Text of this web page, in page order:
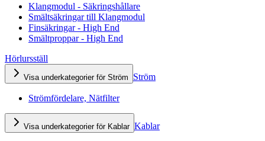
Klangmodul - Säkringshållare
Smältsäkringar till Klangmodul
Finsäkringar - High End
Smältproppar - High End
Hörlursställ
Visa underkategorier för Ström Ström
Strömfördelare, Nätfilter
Visa underkategorier för Kablar Kablar